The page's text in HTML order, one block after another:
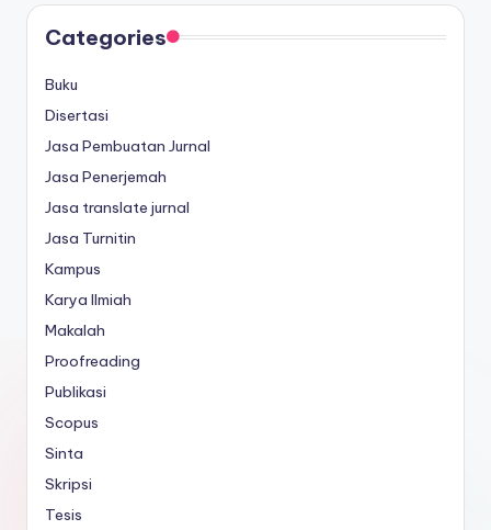
Categories
Buku
Disertasi
Jasa Pembuatan Jurnal
Jasa Penerjemah
Jasa translate jurnal
Jasa Turnitin
Kampus
Karya Ilmiah
Makalah
Proofreading
Publikasi
Scopus
Sinta
Skripsi
Tesis